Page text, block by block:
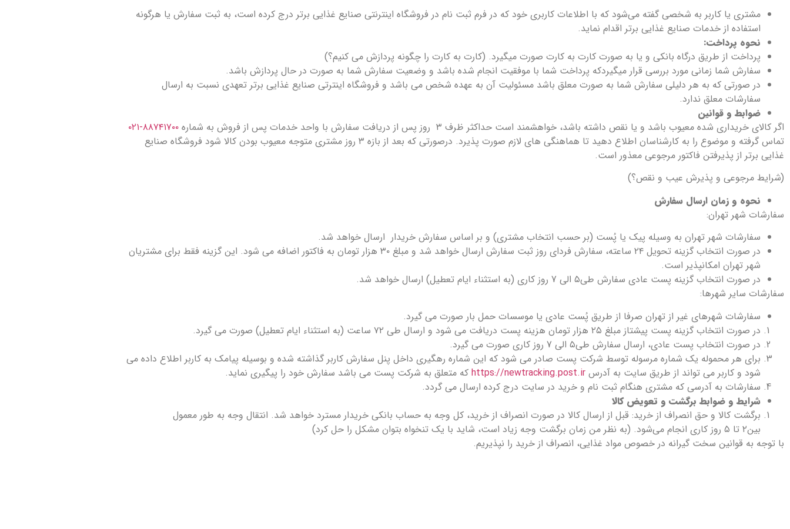
مشتری یا کاربر به شخصی گفته می‌شود که با اطلاعات کاربری خود که در فرم ثبت نام در فروشگاه اینترنتی صنایع غذایی برتر درج کرده است، به ثبت سفارش یا هرگونه
استفاده از خدمات صنایع غذایی برتر اقدام نماید.
نحوه پرداخت:
پرداخت از طریق درگاه بانکی و یا به صورت کارت به کارت صورت میگیرد. (کارت به کارت را چگونه پردازش می کنیم؟)
سفارش شما زمانی مورد بررسی قرار میگیردکه پرداخت شما با موفقیت انجام شده باشد و وضعیت سفارش شما به صورت در حال پردازش باشد.
در صورتی که به هر دلیلی سفارش شما به صورت معلق باشد مسئولیت آن به عهده شخص می باشد و فروشگاه اینترتی صنایع غذایی برتر تعهدی نسبت به ارسال
سفارشات معلق ندارد.
ضوابط و قوانین
اگر کالای خریداری شده معیوب باشد و یا نقص داشته باشد، خواهشمند است حداکثر ظرف ۳ روز پس از دریافت سفارش با واحد خدمات پس از فروش به شماره
۸۸۷۴۱۷۰۰-۰۲۱
تماس گرفته و موضوع را به کارشناسان اطلاع دهید تا هماهنگی های لازم صورت پذیرد. درصورتی که بعد از بازه ۳ روز مشتری متوجه معیوب بودن کالا شود فروشگاه صنایع
غذایی برتر از پذیرفتن فاکتور مرجوعی معذور است.
(شرایط مرجوعی و پذیرش عیب و نقص؟)
نحوه و زمان ارسال سفارش
سفارشات شهر تهران:
سفارشات شهر تهران به وسیله پیک یا پُست (بر حسب انتخاب مشتری) و بر اساس سفارش خریدار ارسال خواهد شد.
در صورت انتخاب گزینه تحویل ۲۴ ساعته، سفارش فردای روز ثبت سفارش ارسال خواهد شد و مبلغ ۳۰ هزار تومان به فاکتور اضافه می شود. این گزینه فقط برای مشتریان
شهر تهران امکانپذیر است.
در صورت انتخاب گزینه پست عادی سفارش طی۵ الی 7 روز کاری (به استثناء ایام تعطیل) ارسال خواهد شد.
سفارشات سایر شهرها:
سفارشات شهرهای غیر از تهران صرفا از طریق پُست عادی یا موسسات حمل بار صورت می گیرد.
در صورت انتخاب گزینه پست پیشتاز مبلغ ۲۵ هزار تومان هزینه پست دریافت می شود و ارسال طی ۷۲ ساعت (به استثناء ایام تعطیل) صورت می گیرد.
در صورت انتخاب پست عادی، ارسال سفارش طی۵ الی 7 روز کاری صورت می گیرد.
برای هر محموله یک شماره مرسوله توسط شرکت پست صادر می شود که این شماره رهگیری داخل پنل سفارش کاربر گذاشته شده و بوسیله پیامک به کاربر اطلاع داده می
شود و کاربر می تواند از طریق سایت به آدرس https://newtracking.post.ir که متعلق به شرکت پست می باشد سفارش خود را پیگیری نماید.
سفارشات به آدرسی که مشتری هنگام ثبت نام و خرید در سایت درج کرده ارسال می گردد.
شرایط و ضوابط برگشت و تعویض کالا
برگشت کالا و حق انصراف از خرید: قبل از ارسال کالا در صورت انصراف از خرید، کل وجه به حساب بانکی خریدار مسترد خواهد شد. انتقال وجه به طور معمول
بین۲ تا ۵ روز کاری انجام می‌شود. (به نظر من زمان برگشت وجه زیاد است، شاید با یک تنخواه بتوان مشکل را حل کرد)
با توجه به قوانین سخت گیرانه در خصوص مواد غذایی، انصراف از خرید را نپذیریم.